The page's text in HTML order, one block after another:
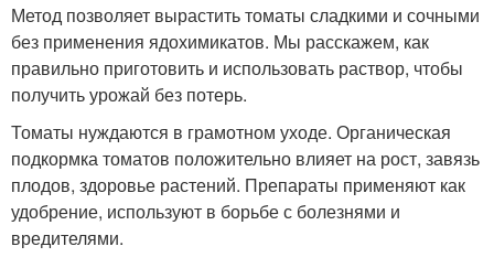
Метод позволяет вырастить томаты сладкими и сочными
без применения ядохимикатов. Мы расскажем, как
правильно приготовить и использовать раствор, чтобы
получить урожай без потерь.
Томаты нуждаются в грамотном уходе. Органическая
подкормка томатов положительно влияет на рост, завязь
плодов, здоровье растений. Препараты применяют как
удобрение, используют в борьбе с болезнями и
вредителями.